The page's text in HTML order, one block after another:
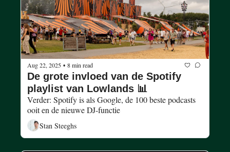
Aug 22, 2025 • 8 min read
De grote invloed van de Spotify
playlist van Lowlands 📊
Verder: Spotify is als Google, de 100 beste podcasts
ooit en de nieuwe DJ-functie
Stan Steeghs